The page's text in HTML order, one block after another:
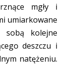
mgły i
umiarkowane
sobą kolejne
deszczu i
natężeniu.